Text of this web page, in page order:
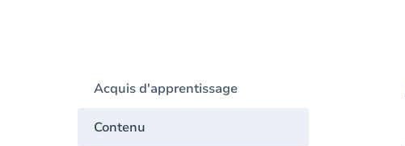
Acquis d'apprentissage
Contenu